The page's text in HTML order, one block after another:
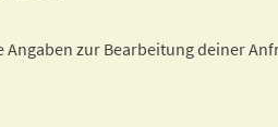
zur Bearbeitung deiner